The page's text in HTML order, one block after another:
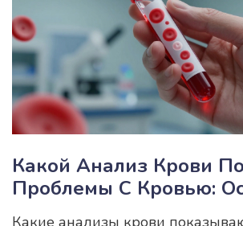
Какой Анализ Крови
Проблемы С Кровью:
Тесты И Что Они Значат
Какие анализы крови